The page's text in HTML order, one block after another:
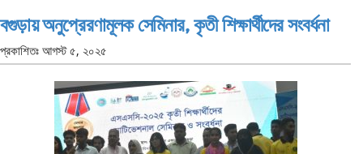
বগুড়ায় অনুপ্রেরণামূলক সেমিনার, কৃতী শিক্ষার্থীদের সংবর্ধনা
প্রকাশিতঃ আগস্ট ৫, ২০২৫